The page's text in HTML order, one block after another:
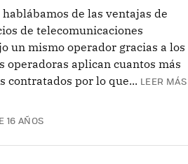
de las ventajas de
de telecomunicaciones
un mismo operador gracias a los
operadoras aplican cuantos más
contratados por lo que... LEER MÁS
16 AÑOS